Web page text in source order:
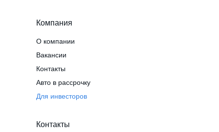
Компания
О компании
Вакансии
Контакты
Для инвесторов
Контакты
Авто в рассрочку